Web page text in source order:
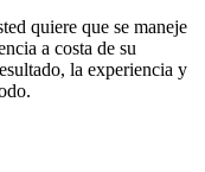
quiere que se maneje
a costa de su
la experiencia y